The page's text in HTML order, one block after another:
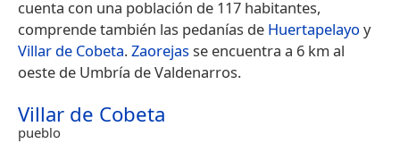
cuenta con una población de 117 habitantes,
comprende también las pedanías de Huertapelayo y
Villar de Cobeta.Zaorejasse encuentra a 6 km al
oeste de Umbría de Valdenarros.
Villar de Cobeta
pueblo